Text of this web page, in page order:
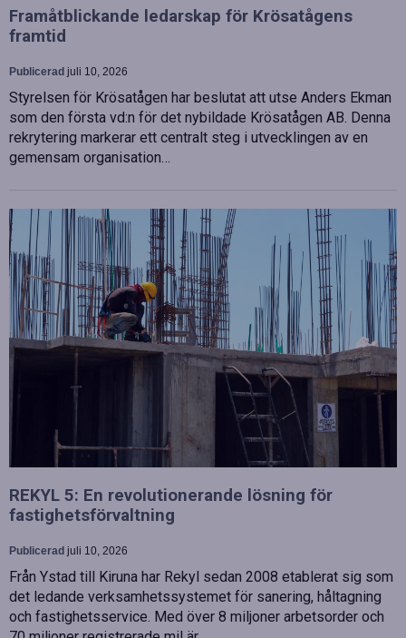
Framåtblickande ledarskap för Krösatågens
framtid
Publicerad juli 10, 2026
Styrelsen för Krösatågen har beslutat att utse Anders Ekman
som den första vd:n för det nybildade Krösatågen AB. Denna
rekrytering markerar ett centralt steg i utvecklingen av en
gemensam organisation…
REKYL 5: En revolutionerande lösning för
fastighetsförvaltning
Publicerad juli 10, 2026
Från Ystad till Kiruna har Rekyl sedan 2008 etablerat sig som
det ledande verksamhetssystemet för sanering, håltagning
och fastighetsservice. Med över 8 miljoner arbetsorder och